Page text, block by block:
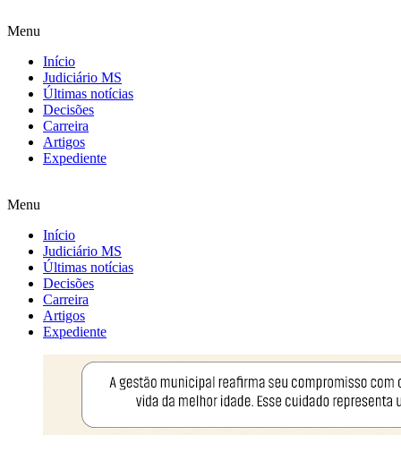
Menu
Início
Judiciário MS
Últimas notícias
Decisões
Carreira
Artigos
Expediente
Menu
Início
Judiciário MS
Últimas notícias
Decisões
Carreira
Artigos
Expediente